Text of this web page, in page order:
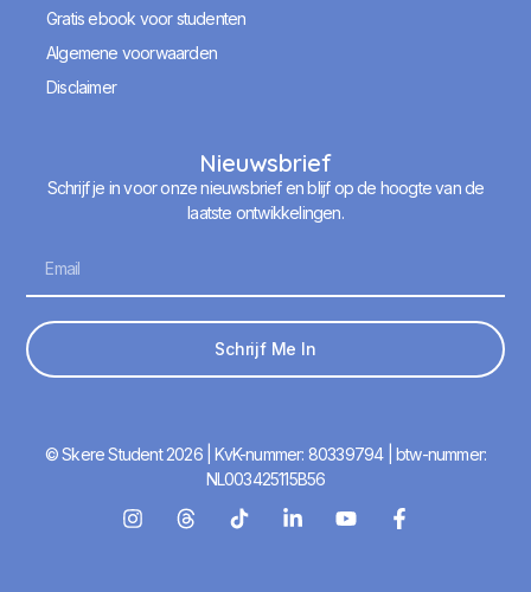
Gratis ebook voor studenten
Algemene voorwaarden
Disclaimer
Nieuwsbrief
Schrijf je in voor onze nieuwsbrief en blijf op de hoogte van de
laatste ontwikkelingen.
Schrijf Me In
© Skere Student 2026 | KvK-nummer: 80339794 | btw-nummer:
NL003425115B56